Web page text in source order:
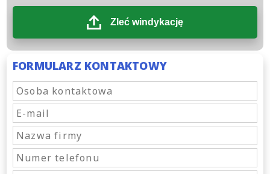
Zleć windykację
FORMULARZ KONTAKTOWY